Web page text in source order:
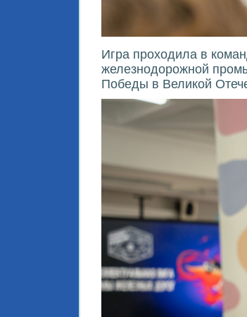
Игра проходила в
железнодорожной
Победы в Великой